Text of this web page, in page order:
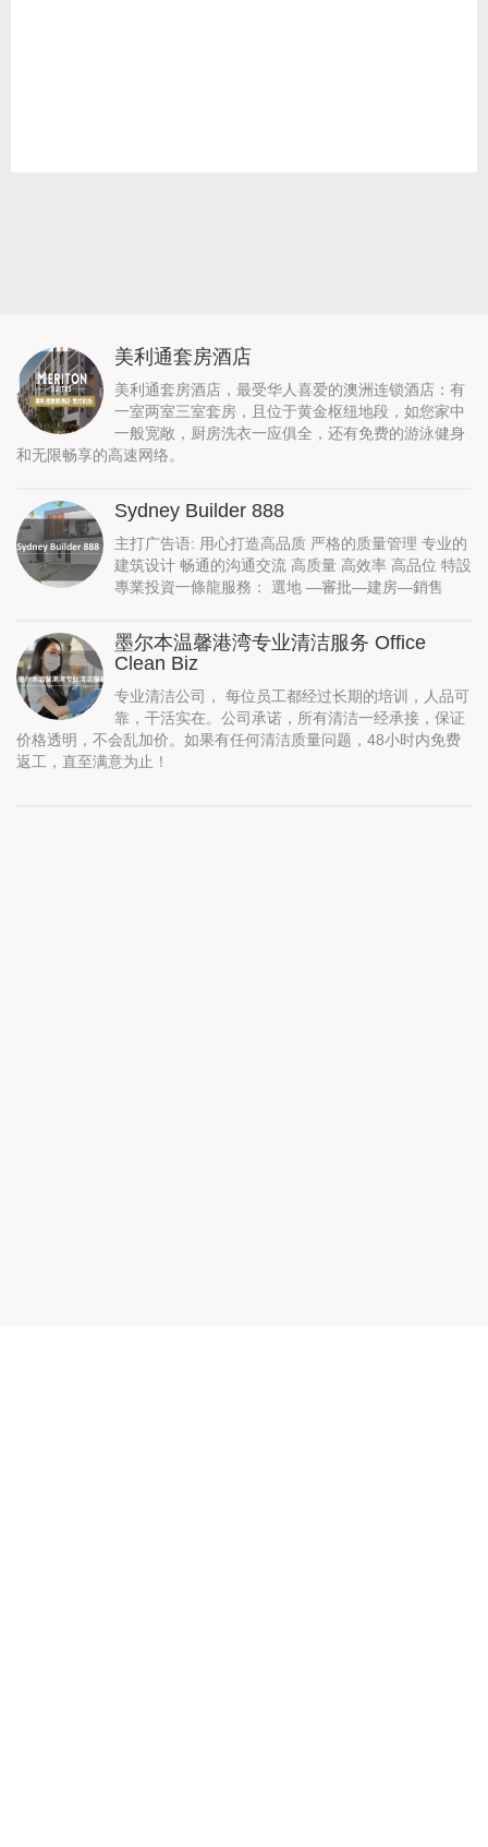
美利通套房酒店
美利通套房酒店，最受华人喜爱的澳洲连锁酒店：有
一室两室三室套房，且位于黄金枢纽地段，如您家中
一般宽敞，厨房洗衣一应俱全，还有免费的游泳健身
和无限畅享的高速网络。
Sydney Builder 888
主打广告语: 用心打造高品质 严格的质量管理 专业的
建筑设计 畅通的沟通交流 高质量 高效率 高品位 特設
專業投資一條龍服務： 選地 —審批—建房—銷售
墨尔本温馨港湾专业清洁服务 Office
Clean Biz
专业清洁公司， 每位员工都经过长期的培训，人品可
靠，干活实在。公司承诺，所有清洁一经承接，保证
价格透明，不会乱加价。如果有任何清洁质量问题，48小时内免费
返工，直至满意为止！